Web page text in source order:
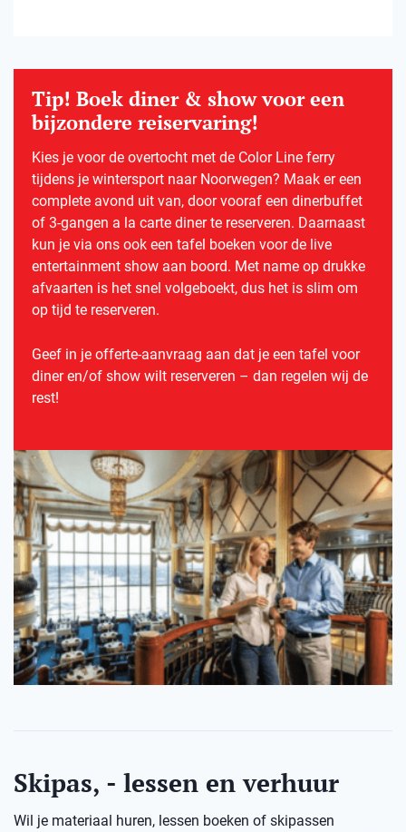
Tip! Boek diner & show voor een
bijzondere reiservaring!
Kies je voor de overtocht met de Color Line ferry
tijdens je wintersport naar Noorwegen? Maak er een
complete avond uit van, door vooraf een dinerbuffet
of 3-gangen a la carte diner te reserveren. Daarnaast
kun je via ons ook een tafel boeken voor de live
entertainment show aan boord. Met name op drukke
afvaarten is het snel volgeboekt, dus het is slim om
op tijd te reserveren.
Geef in je offerte-aanvraag aan dat je een tafel voor
diner en/of show wilt reserveren – dan regelen wij de
rest!
Skipas, - lessen en verhuur
Wil je materiaal huren, lessen boeken of skipassen